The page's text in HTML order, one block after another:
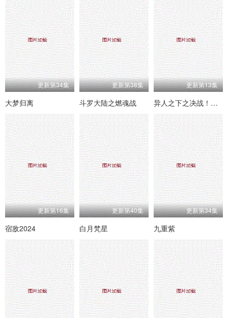
更新第34集
大梦归离
更新第38集
斗罗大陆之燃魂战
更新第13集
异人之下之决战！碧游村
更新第16集
宿敌2024
更新第40集
白月梵星
更新第34集
九重紫